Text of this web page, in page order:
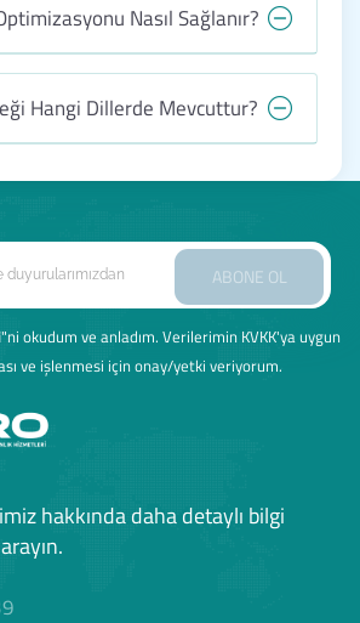
Nasıl Sağlanır?
Hangi Dillerde Mevcuttur?
ABONE OL
"ni okudum ve anladım. Verilerimin KVKK'ya uygun
ve işlenmesi için onay/yetki veriyorum.
hakkında daha detaylı bilgi